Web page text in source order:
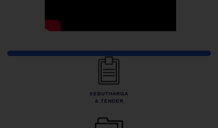
Pautan Pantas
SEBUTHARGA
& TENDER